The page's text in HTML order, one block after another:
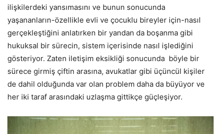
ilişkilerdeki yansımasını ve bunun sonucunda
yaşananların-özellikle evli ve çocuklu bireyler için-nasıl
gerçekleştiğini anlatırken bir yandan da boşanma gibi
hukuksal bir sürecin, sistem içerisinde nasıl işlediğini
gösteriyor. Zaten iletişim eksikliği sonucunda böyle bir
sürece girmiş çiftin arasına, avukatlar gibi üçüncül kişiler
de dahil olduğunda var olan problem daha da büyüyor ve
her iki taraf arasındaki uzlaşma gittikçe güçleşiyor.